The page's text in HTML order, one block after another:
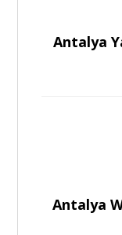
Antalya
Antalya